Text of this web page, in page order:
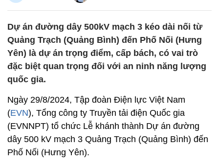
Dự án đường dây 500kV mạch 3 kéo dài nối từ
Quảng Trạch (Quảng Bình) đến Phố Nối (Hưng
Yên) là dự án trọng điểm, cấp bách, có vai trò
đặc biệt quan trọng đối với an ninh năng lượng
quốc gia.
Ngày 29/8/2024, Tập đoàn Điện lực Việt Nam
(EVN), Tổng công ty Truyền tải điện Quốc gia
(EVNNPT) tổ chức Lễ khánh thành Dự án đường
dây 500 kV mạch 3 Quảng Trạch (Quảng Bình) đến
Phố Nối (Hưng Yên).